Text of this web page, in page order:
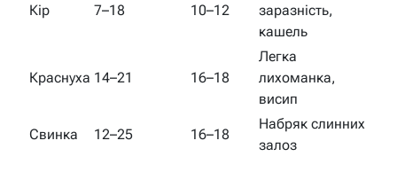
Кір 7–18 10–12
заразність,
кашель
Краснуха 14–21 16–18
Легка
лихоманка,
висип
Свинка 12–25 16–18
Набряк слинних
залоз